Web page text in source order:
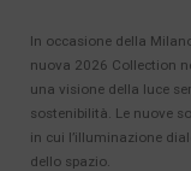
In occasione della
nuova 2026 Collection
una visione della luce
sostenibilità. Le nuove
in cui l’illuminazione
dello spazio.